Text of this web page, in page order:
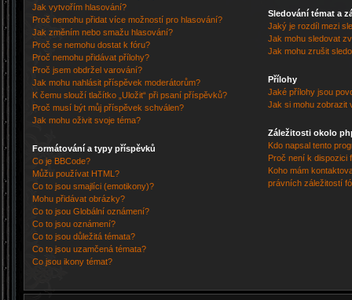
Jak vytvořím hlasování?
Proč nemohu přidat více možností pro hlasování?
Jak změním nebo smažu hlasování?
Proč se nemohu dostat k fóru?
Proč nemohu přidávat přílohy?
Proč jsem obdržel varování?
Jak mohu nahlásit příspěvek moderátorům?
K čemu slouží tlačítko „Uložit“ při psaní příspěvků?
Proč musí být můj příspěvek schválen?
Jak mohu oživit svoje téma?
Formátování a typy příspěvků
Co je BBCode?
Můžu používat HTML?
Co to jsou smajlíci (emotikony)?
Mohu přidávat obrázky?
Co to jsou Globální oznámení?
Co to jsou oznámení?
Co to jsou důležitá témata?
Co to jsou uzamčená témata?
Co jsou ikony témat?
Sledování témat a
Jaký je rozdíl mezi
Jak mohu sledovat
Jak mohu zrušit
Přílohy
Jaké přílohy jsou
Jak si mohu zobrazit
Záležitosti okolo
Kdo napsal tento
Proč není k dispozici
Koho mám
právních záležitostí